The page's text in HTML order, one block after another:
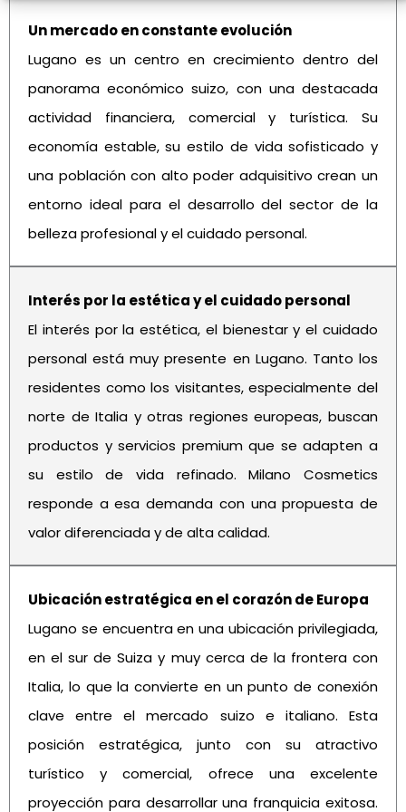
Un mercado en constante evolución
Lugano es un centro en crecimiento dentro del
panorama económico suizo, con una destacada
actividad financiera, comercial y turística. Su
economía estable, su estilo de vida sofisticado y
una población con alto poder adquisitivo crean un
entorno ideal para el desarrollo del sector de la
belleza profesional y el cuidado personal.
Interés por la estética y el cuidado personal
El interés por la estética, el bienestar y el cuidado
personal está muy presente en Lugano. Tanto los
residentes como los visitantes, especialmente del
norte de Italia y otras regiones europeas, buscan
productos y servicios premium que se adapten a
su estilo de vida refinado. Milano Cosmetics
responde a esa demanda con una propuesta de
valor diferenciada y de alta calidad.
Ubicación estratégica en el corazón de Europa
Lugano se encuentra en una ubicación privilegiada,
en el sur de Suiza y muy cerca de la frontera con
Italia, lo que la convierte en un punto de conexión
clave entre el mercado suizo e italiano. Esta
posición estratégica, junto con su atractivo
turístico y comercial, ofrece una excelente
proyección para desarrollar una franquicia exitosa.